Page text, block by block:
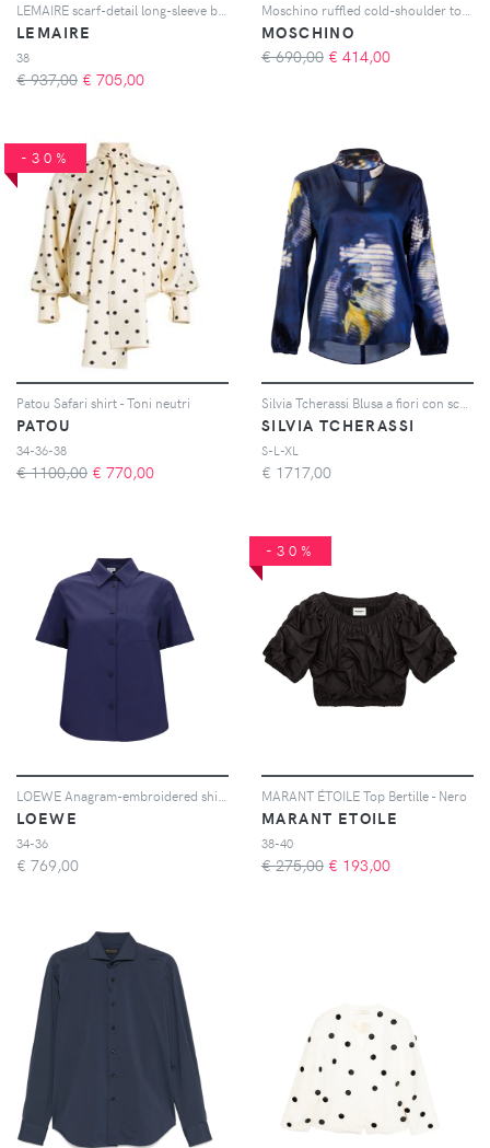
LEMAIRE
38
€ 937,00 € 705,00
MOSCHINO
€ 690,00 € 414,00
-30%
Patou Safari shirt - Toni neutri
PATOU
34-36-38
€ 1100,00 € 770,00
SILVIA TCHERASSI
S-L-XL
€ 1717,00
LOEWE
34-36
€ 769,00
-30%
MARANT ÉTOILE Top Bertille - Nero
MARANT ETOILE
38-40
€ 275,00 € 193,00